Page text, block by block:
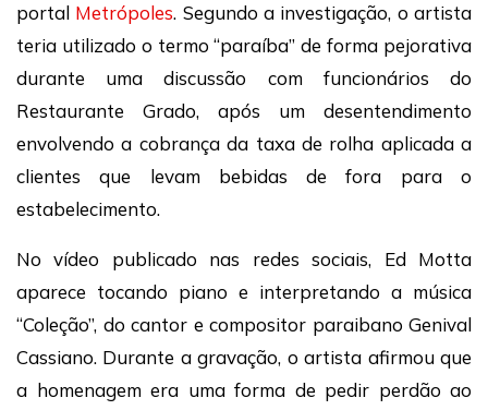
portal Metrópoles. Segundo a investigação, o artista
teria utilizado o termo “paraíba” de forma pejorativa
durante uma discussão com funcionários do
Restaurante Grado, após um desentendimento
envolvendo a cobrança da taxa de rolha aplicada a
clientes que levam bebidas de fora para o
estabelecimento.
No vídeo publicado nas redes sociais, Ed Motta
aparece tocando piano e interpretando a música
“Coleção”, do cantor e compositor paraibano Genival
Cassiano. Durante a gravação, o artista afirmou que
a homenagem era uma forma de pedir perdão ao